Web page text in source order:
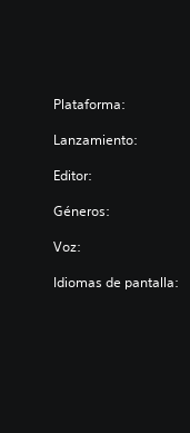
Plataforma:
Lanzamiento:
Editor:
Géneros:
Voz:
Idiomas de pantalla: